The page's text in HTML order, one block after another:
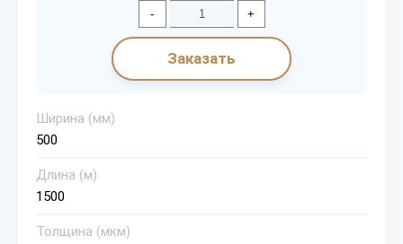
- +
Заказать
Ширина (мм)
500
Длина (м)
1500
Толщина (мкм)